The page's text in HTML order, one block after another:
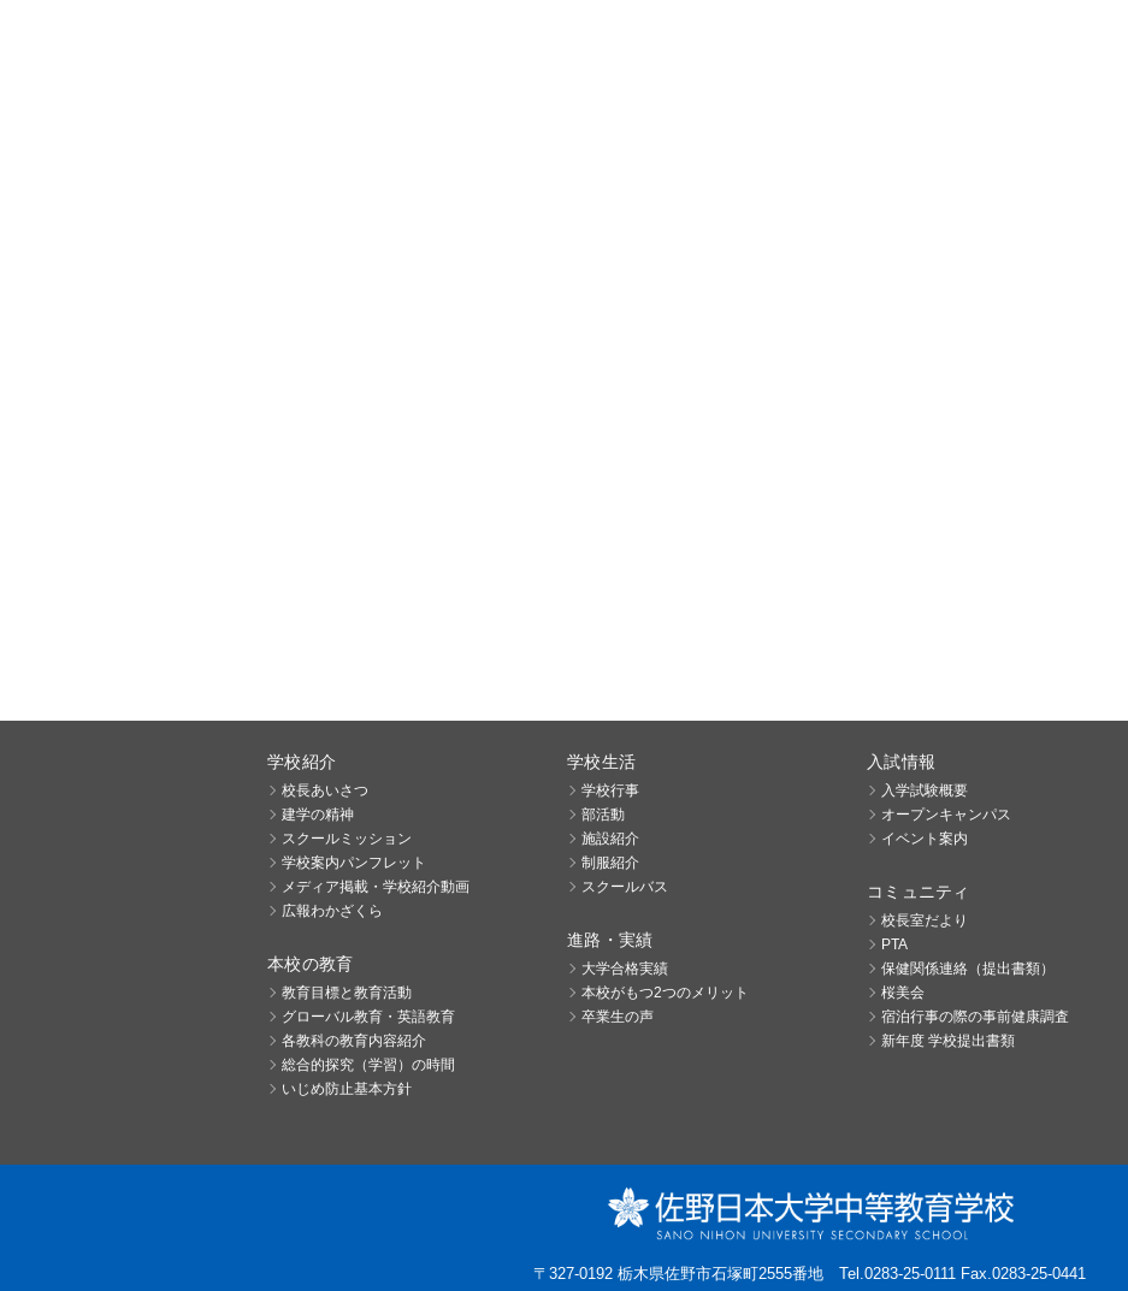
学校紹介
校長あいさつ
建学の精神
スクールミッション
学校案内パンフレット
メディア掲載・学校紹介動画
広報わかざくら
本校の教育
教育目標と教育活動
グローバル教育・英語教育
各教科の教育内容紹介
総合的探究（学習）の時間
いじめ防止基本方針
学校生活
学校行事
部活動
施設紹介
制服紹介
スクールバス
進路・実績
大学合格実績
本校がもつ2つのメリット
卒業生の声
入試情報
入学試験概要
オープンキャンパス
イベント案内
コミュニティ
校長室だより
PTA
保健関係連絡（提出書類）
桜美会
宿泊行事の際の事前健康調査
新年度 学校提出書類
〒327-0192 栃木県佐野市石塚町2555番地 Tel.0283-25-0111 Fax.0283-25-0441